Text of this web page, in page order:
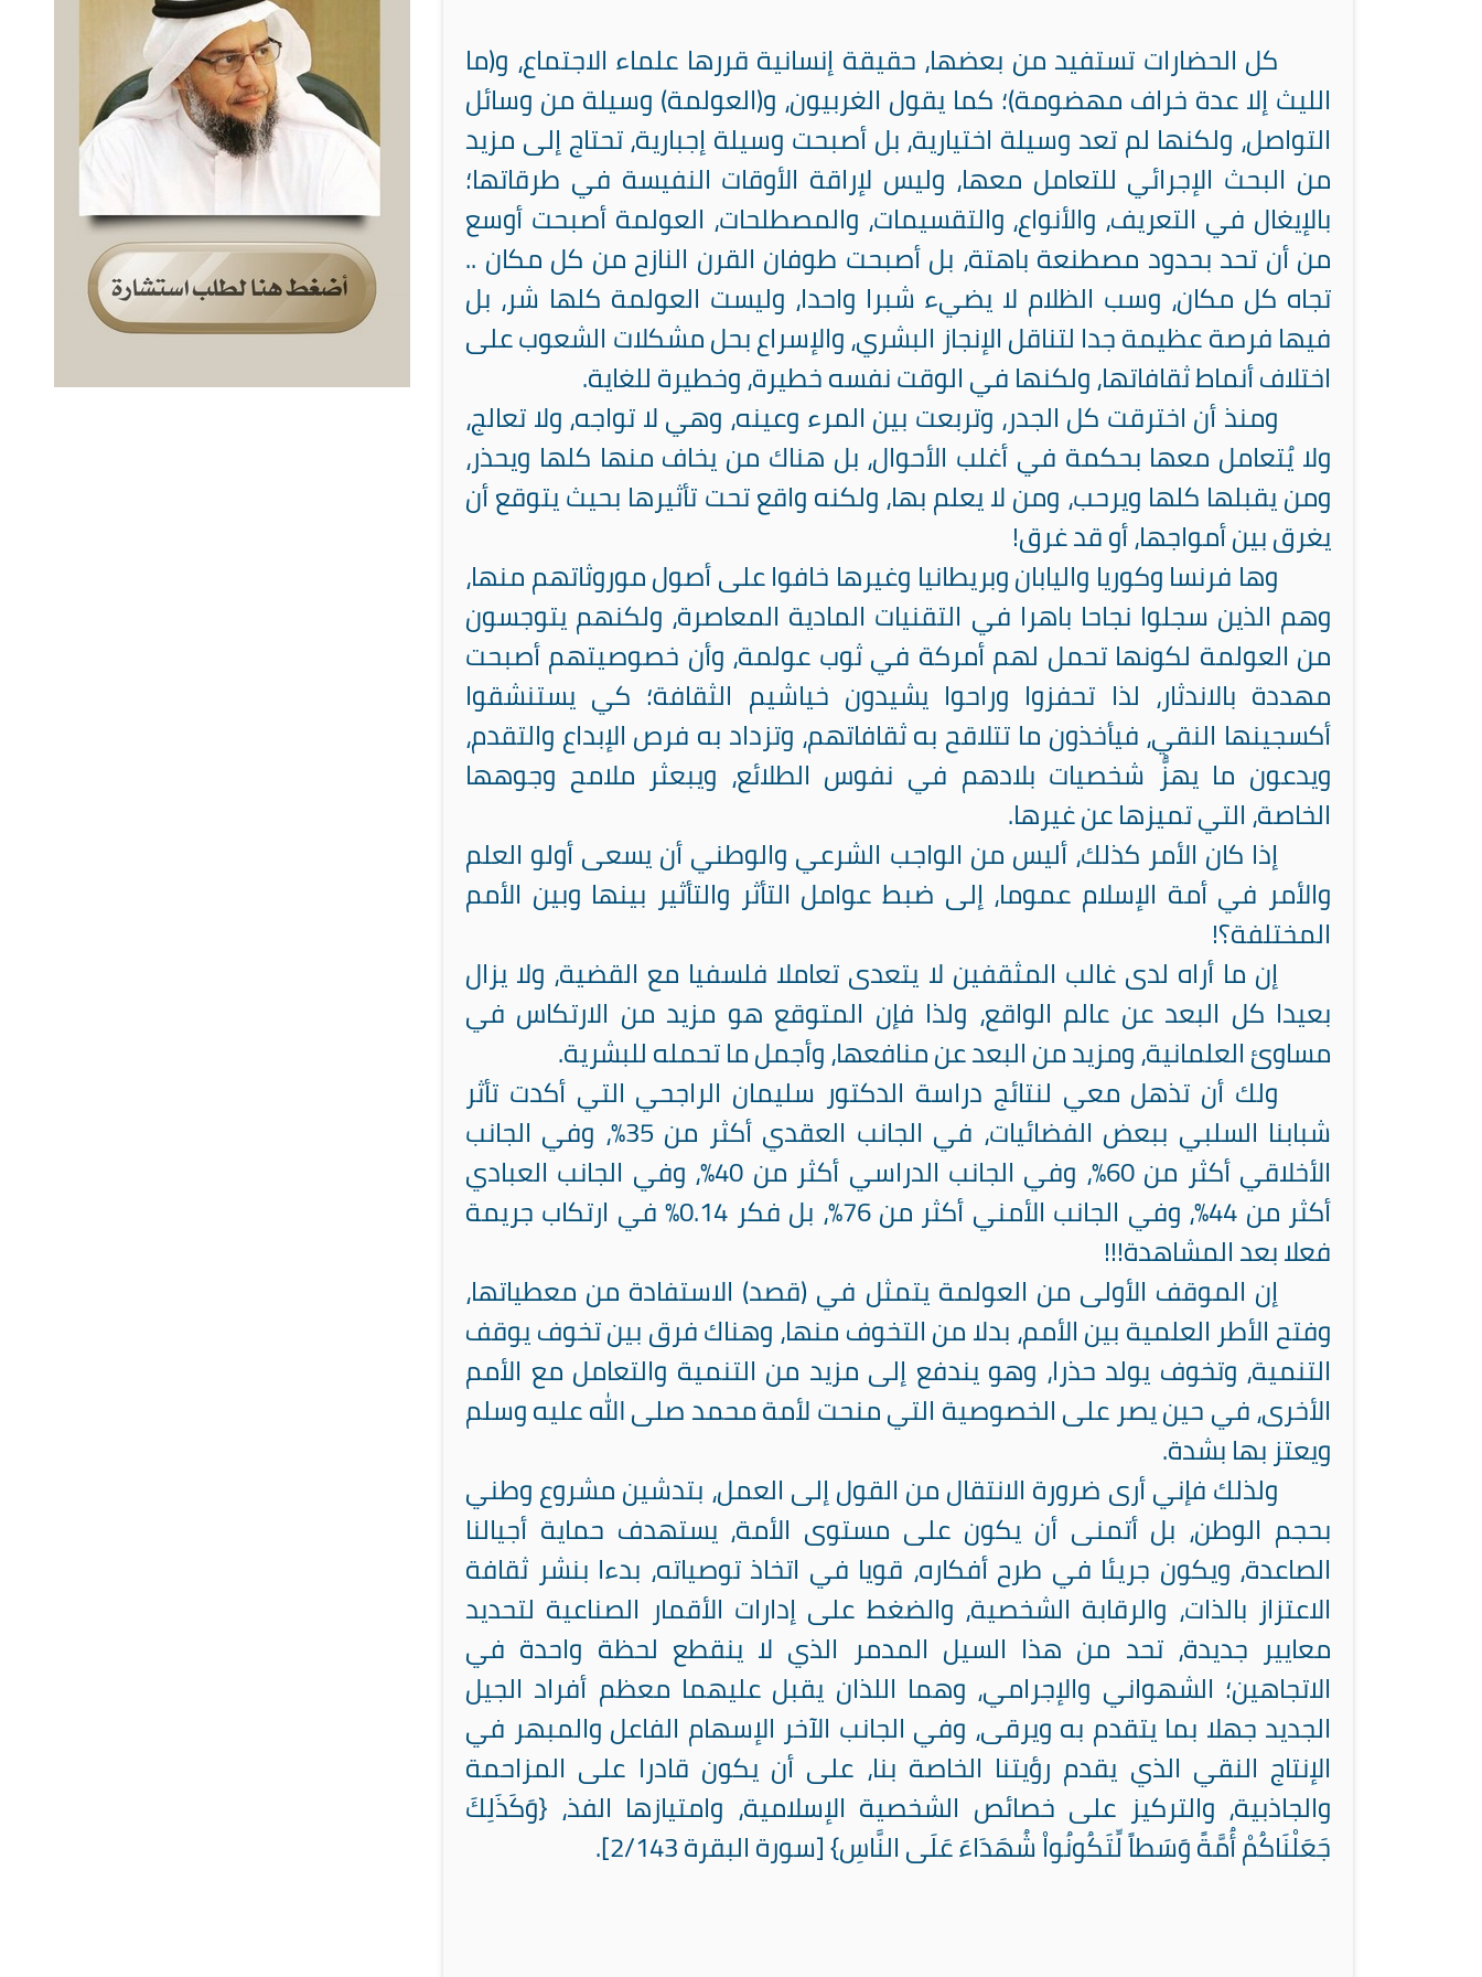
كل الحضارات تستفيد من بعضها، حقيقة إنسانية قررها علماء الاجتماع، و(ما
الليث إلا عدة خراف مهضومة)؛ كما يقول الغربيون، و(العولمة) وسيلة من وسائل
التواصل، ولكنها لم تعد وسيلة اختيارية، بل أصبحت وسيلة إجبارية، تحتاج إلى مزيد
من البحث الإجرائي للتعامل معها، وليس لإراقة الأوقات النفيسة في طرقاتها؛
بالإيغال في التعريف، والأنواع، والتقسيمات، والمصطلحات، العولمة أصبحت أوسع
من أن تحد بحدود مصطنعة باهتة، بل أصبحت طوفان القرن النازح من كل مكان ..
تجاه كل مكان، وسب الظلام لا يضيء شبرا واحدا، وليست العولمة كلها شر، بل
فيها فرصة عظيمة جدا لتناقل الإنجاز البشري، والإسراع بحل مشكلات الشعوب على
اختلاف أنماط ثقافاتها، ولكنها في الوقت نفسه خطيرة، وخطيرة للغاية.
ومنذ أن اخترقت كل الجدر، وتربعت بين المرء وعينه، وهي لا تواجه، ولا تعالج،
ولا يُتعامل معها بحكمة في أغلب الأحوال، بل هناك من يخاف منها كلها ويحذر،
ومن يقبلها كلها ويرحب، ومن لا يعلم بها، ولكنه واقع تحت تأثيرها بحيث يتوقع أن
يغرق بين أمواجها، أو قد غرق!
وها فرنسا وكوريا واليابان وبريطانيا وغيرها خافوا على أصول موروثاتهم منها،
وهم الذين سجلوا نجاحا باهرا في التقنيات المادية المعاصرة، ولكنهم يتوجسون
من العولمة لكونها تحمل لهم أمركة في ثوب عولمة، وأن خصوصيتهم أصبحت
مهددة بالاندثار، لذا تحفزوا وراحوا يشيدون خياشيم الثقافة؛ كي يستنشقوا
أكسجينها النقي، فيأخذون ما تتلاقح به ثقافاتهم، وتزداد به فرص الإبداع والتقدم،
ويدعون ما يهزُّ شخصيات بلادهم في نفوس الطلائع، ويبعثر ملامح وجوهها
الخاصة، التي تميزها عن غيرها.
إذا كان الأمر كذلك، أليس من الواجب الشرعي والوطني أن يسعى أولو العلم
والأمر في أمة الإسلام عموما، إلى ضبط عوامل التأثر والتأثير بينها وبين الأمم
المختلفة؟!
إن ما أراه لدى غالب المثقفين لا يتعدى تعاملا فلسفيا مع القضية، ولا يزال
بعيدا كل البعد عن عالم الواقع، ولذا فإن المتوقع هو مزيد من الارتكاس في
مساوئ العلمانية، ومزيد من البعد عن منافعها، وأجمل ما تحمله للبشرية.
ولك أن تذهل معي لنتائج دراسة الدكتور سليمان الراجحي التي أكدت تأثر
شبابنا السلبي ببعض الفضائيات، في الجانب العقدي أكثر من 35%، وفي الجانب
الأخلاقي أكثر من 60%، وفي الجانب الدراسي أكثر من 40%، وفي الجانب العبادي
أكثر من 44%، وفي الجانب الأمني أكثر من 76%، بل فكر 0.14% في ارتكاب جريمة
فعلا بعد المشاهدة!!!
إن الموقف الأولى من العولمة يتمثل في (قصد) الاستفادة من معطياتها،
وفتح الأطر العلمية بين الأمم، بدلا من التخوف منها، وهناك فرق بين تخوف يوقف
التنمية، وتخوف يولد حذرا، وهو يندفع إلى مزيد من التنمية والتعامل مع الأمم
الأخرى، في حين يصر على الخصوصية التي منحت لأمة محمد صلى الله عليه وسلم
ويعتز بها بشدة.
ولذلك فإني أرى ضرورة الانتقال من القول إلى العمل، بتدشين مشروع وطني
بحجم الوطن، بل أتمنى أن يكون على مستوى الأمة، يستهدف حماية أجيالنا
الصاعدة، ويكون جريئا في طرح أفكاره، قويا في اتخاذ توصياته، بدءا بنشر ثقافة
الاعتزاز بالذات، والرقابة الشخصية، والضغط على إدارات الأقمار الصناعية لتحديد
معايير جديدة، تحد من هذا السيل المدمر الذي لا ينقطع لحظة واحدة في
الاتجاهين؛ الشهواني والإجرامي، وهما اللذان يقبل عليهما معظم أفراد الجيل
الجديد جهلا بما يتقدم به ويرقى، وفي الجانب الآخر الإسهام الفاعل والمبهر في
الإنتاج النقي الذي يقدم رؤيتنا الخاصة بنا، على أن يكون قادرا على المزاحمة
والجاذبية، والتركيز على خصائص الشخصية الإسلامية، وامتيازها الفذ، {وَكَذَلِكَ
جَعَلْنَاكُمْأُمَّةًوَسَطاًلِّتَكُونُواْشُهَدَاءَعَلَىالنَّاسِ}
[سورةالبقرة .